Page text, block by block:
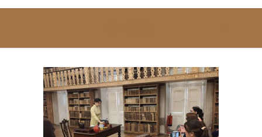
ESTUDAR
EVENTOS
NOTÍCIAS